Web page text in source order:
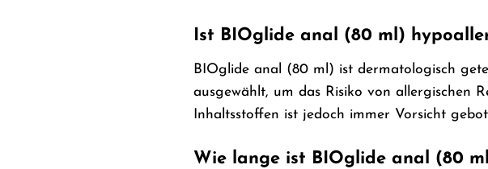
Ist BIOglide anal (80 ml)
BIOglide anal (80 ml) ist dermatologisch
ausgewählt, um das Risiko von allergischen
Inhaltsstoffen ist jedoch immer Vorsicht
Wie lange ist BIOglide anal (80